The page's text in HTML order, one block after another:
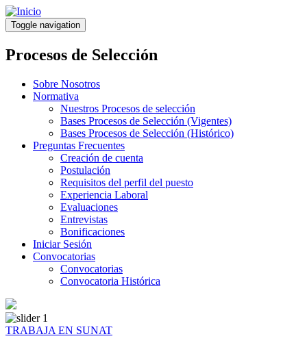
Pasar
al
contenido
principal
Toggle navigation
Procesos de Selección
Sobre Nosotros
Normativa
Nuestros Procesos de selección
Bases Procesos de Selección (Vigentes)
Bases Procesos de Selección (Histórico)
Preguntas Frecuentes
Creación de cuenta
Postulación
Requisitos del perfil del puesto
Experiencia Laboral
Evaluaciones
Entrevistas
Bonificaciones
Iniciar Sesión
Convocatorias
Convocatorias
Convocatoria Histórica
TRABAJA EN SUNAT